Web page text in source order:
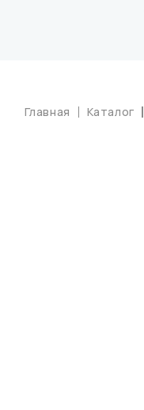
О НАС
Главная Каталог